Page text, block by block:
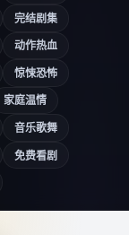
完结剧集
动作热血
惊悚恐怖
家庭温情
音乐歌舞
免费看剧